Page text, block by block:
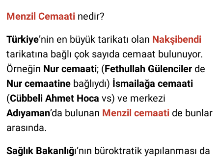
Menzil Cemaati nedir?
Türkiye’nin en büyük tarikatı olan Nakşibendi
tarikatına bağlı çok sayıda cemaat bulunuyor.
Örneğin Nur cemaati; (Fethullah Gülencilerde
Nur cemaatinebağlıydı) İsmailağa cemaati
(Cübbeli Ahmet Hoca vs) ve merkezi
Adıyaman’da bulunan Menzil cemaatide bunlar
arasında.
Sağlık Bakanlığı’nın büroktratik yapılanması da